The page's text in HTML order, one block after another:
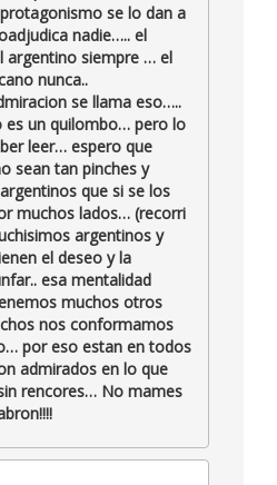
se lo dan a
nadie….. el
argentino siempre … el
nunca..
se llama eso…..
es un quilombo… pero lo
leer… espero que
sean tan pinches y
que si se los
muchos lados… (recorri
argentinos y
el deseo y la
esa mentalidad
muchos otros
nos conformamos
por eso estan en todos
admirados en lo que
rencores… No mames